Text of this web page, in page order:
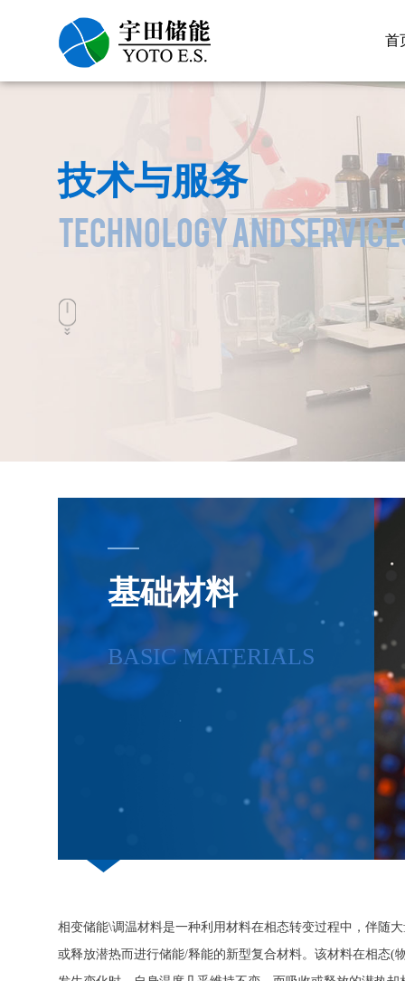
首
技术与服务
TECHNOLOGY AND
基础材料
BASIC MATERIALS
相变储能\调温材料是一种利用材料在相态转变过程中，伴随
或释放潜热而进行储能/释能的新型复合材料。该材料在相态(